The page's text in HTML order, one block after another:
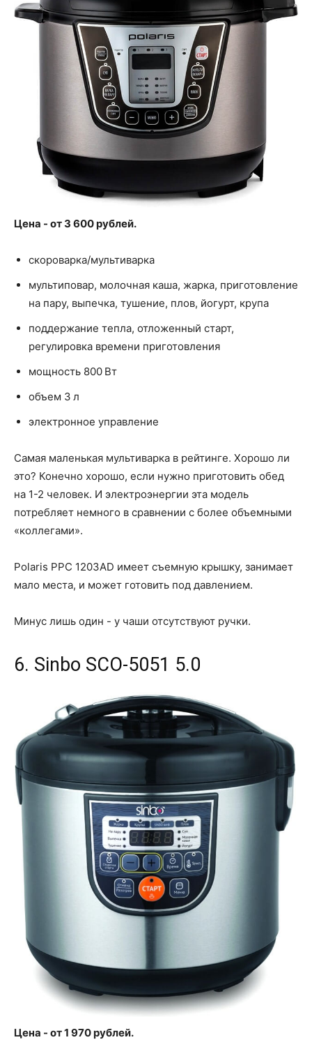
Цена - от 3 600 рублей.
скороварка/мультиварка
мультиповар, молочная каша, жарка, приготовление
на пару, выпечка, тушение, плов, йогурт, крупа
поддержание тепла, отложенный старт,
регулировка времени приготовления
мощность 800 Вт
объем 3 л
электронное управление
Самая маленькая мультиварка в рейтинге. Хорошо ли
это? Конечно хорошо, если нужно приготовить обед
на 1-2 человек. И электроэнергии эта модель
потребляет немного в сравнении с более объемными
«коллегами».
Polaris PPC 1203AD имеет съемную крышку, занимает
мало места, и может готовить под давлением.
Минус лишь один - у чаши отсутствуют ручки.
6. Sinbo SCO-5051 5.0
Цена - от 1 970 рублей.